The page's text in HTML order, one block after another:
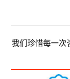
我们珍惜每一次